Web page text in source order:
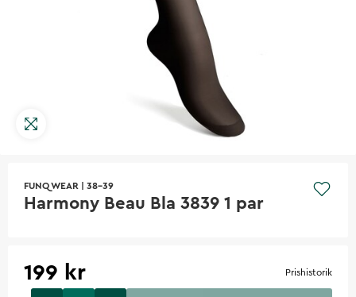
FUNQ WEAR 38-39
Harmony Beau Bla 3839 1 par
199 kr Prishistorik